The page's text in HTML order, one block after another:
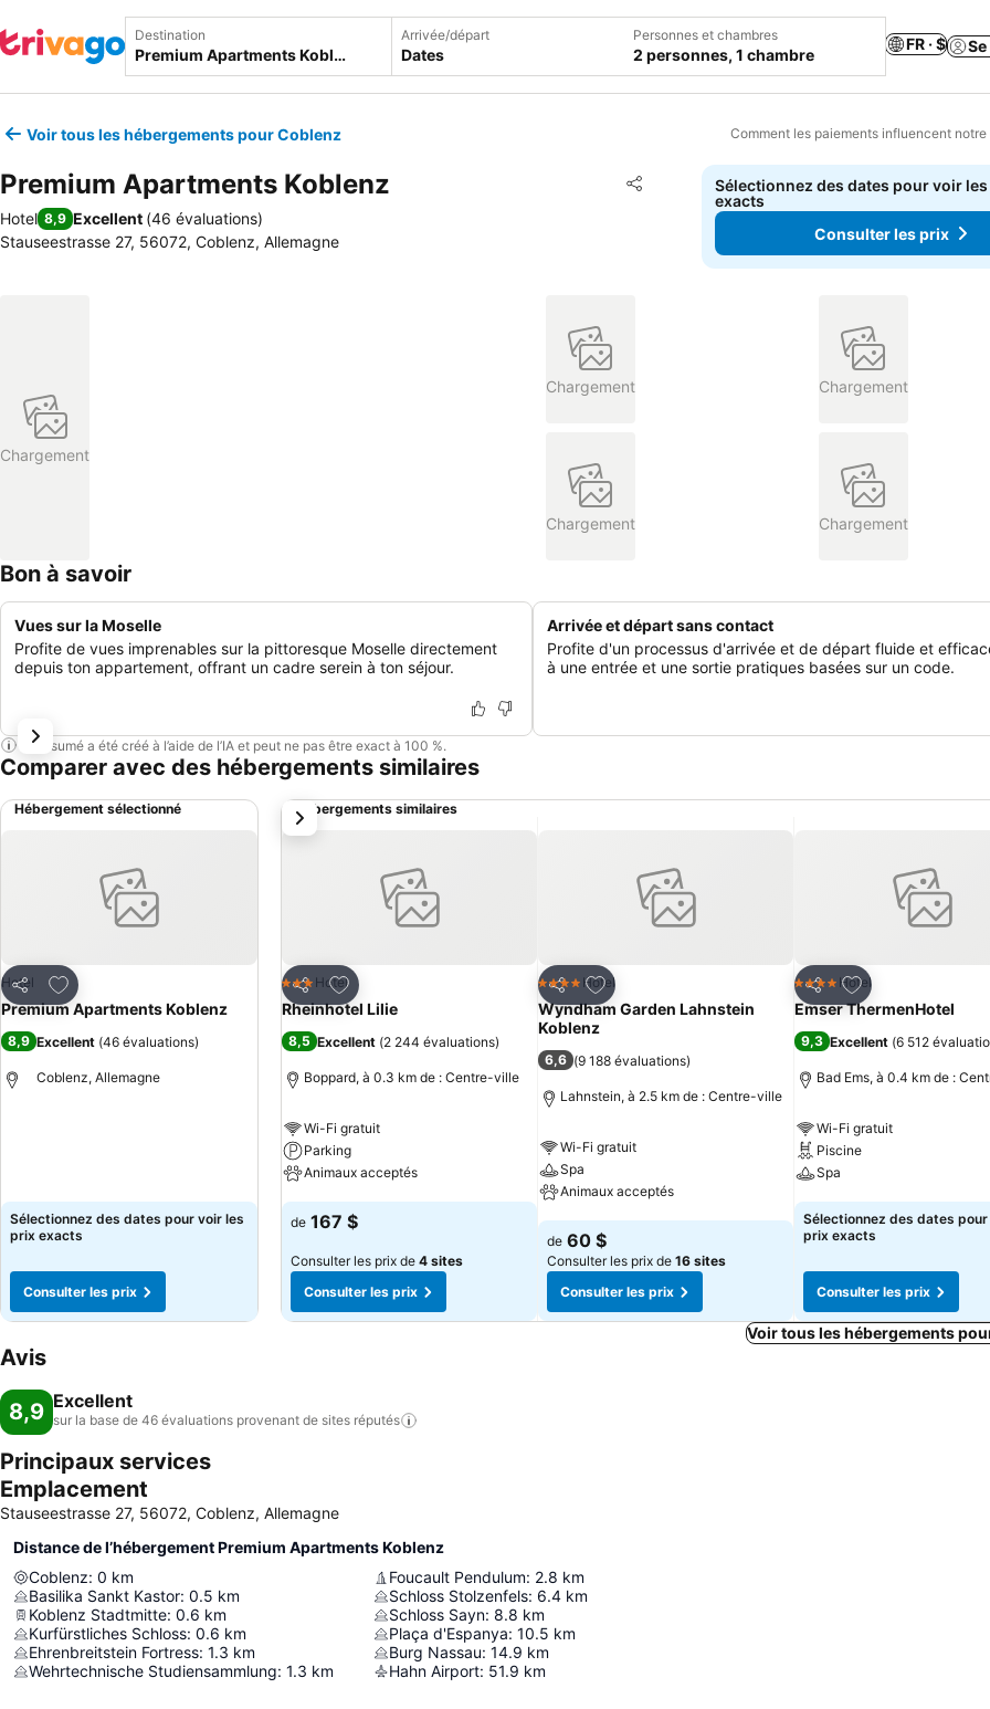
Destination Arrivée/départ
Dates
Personnes et chambres
2 personnes, 1 chambre
FR · $
Voir tous les hébergements pour Coblenz Comment les paiements influencent
Premium Apartments Koblenz Partager
Ajouter à mes favoris
Hotel 8,9 Excellent (46 évaluations)
Stauseestrasse 27, 56072, Coblenz, Allemagne
Sélectionnez des dates pour voir
exacts
Consulter les prix
Chargement
Chargement Chargement
Chargement Chargement
Bon à savoir
Vues sur la Moselle
Profite de vues imprenables sur la pittoresque Moselle directement
depuis ton appartement, offrant un cadre serein à ton séjour.
Arrivée et départ sans contact
Profite d'un processus d'arrivée et de départ fluide et
à une entrée et une sortie pratiques basées sur un code.
Ce résumé a été créé à l’aide de l’IA et peut ne pas être exact à 100 %.
Comparer avec des hébergements similaires
Hébergement sélectionné
Partager
Ajouter à mes favoris
Hotel
Premium Apartments Koblenz
8,9 Excellent (46 évaluations)
Coblenz, Allemagne
Sélectionnez des dates pour voir les
prix exacts
Consulter les prix
Hébergements similaires
Partager
Ajouter à mes favoris
3 ÉtoilesHotel
Rheinhotel Lilie
8,5 Excellent (2 244 évaluations)
Boppard, à 0.3 km de : Centre-ville
Wi-Fi gratuit
Parking
Animaux acceptés
Consulter les prix
de 167 $
Consulter les prix de 4 sites
Consulter les prix
Partager
Ajouter à mes favoris
4 ÉtoilesHotel
Wyndham Garden Lahnstein
Koblenz
6,6 (9 188 évaluations)
Lahnstein, à 2.5 km de : Centre-ville
Wi-Fi gratuit
Spa
Animaux acceptés
Consulter les prix
de 60 $
Consulter les prix de 16 sites
Consulter les prix
Partager
Ajouter à mes
4 ÉtoilesHotel
Emser ThermenHotel
9,3 Excellent (6 512
Bad Ems, à 0.4 km de :
Wi-Fi gratuit
Piscine
Spa
Consulter les prix
Sélectionnez des dates pour
prix exacts
Consulter les prix
suivant
Voir tous les hébergements
Avis
8,9 Excellent
sur la base de 46 évaluations provenant de sites réputés
Principaux services
Emplacement
Stauseestrasse 27, 56072, Coblenz, Allemagne
Distance de l’hébergement Premium Apartments Koblenz
Coblenz: 0 km
Basilika Sankt Kastor: 0.5 km
Koblenz Stadtmitte: 0.6 km
Kurfürstliches Schloss: 0.6 km
Ehrenbreitstein Fortress: 1.3 km
Wehrtechnische Studiensammlung: 1.3 km
Foucault Pendulum: 2.8 km
Schloss Stolzenfels: 6.4 km
Schloss Sayn: 8.8 km
Plaça d'Espanya: 10.5 km
Burg Nassau: 14.9 km
Hahn Airport: 51.9 km